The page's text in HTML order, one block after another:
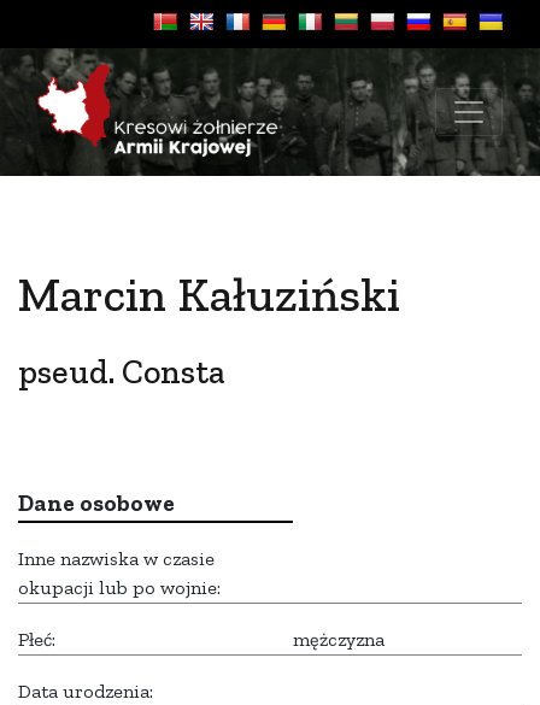
Marcin Kałuziński
pseud. Consta
Dane osobowe
Inne nazwiska w czasie
okupacji lub po wojnie:
Płeć: mężczyzna
Data urodzenia: